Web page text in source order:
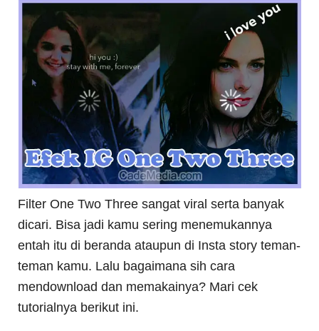
Filter One Two Three sangat viral serta banyak
dicari. Bisa jadi kamu sering menemukannya
entah itu di beranda ataupun di Insta story teman-
teman kamu. Lalu bagaimana sih cara
mendownload dan memakainya? Mari cek
tutorialnya berikut ini.